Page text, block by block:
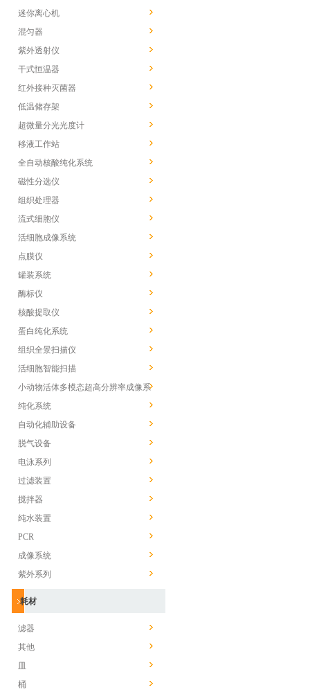
迷你离心机
混匀器
紫外透射仪
干式恒温器
红外接种灭菌器
低温储存架
超微量分光光度计
移液工作站
全自动核酸纯化系统
磁性分选仪
组织处理器
流式细胞仪
活细胞成像系统
点膜仪
罐装系统
酶标仪
核酸提取仪
蛋白纯化系统
组织全景扫描仪
活细胞智能扫描
小动物活体多模态超高分辨率成像系
统
纯化系统
自动化辅助设备
脱气设备
电泳系列
过滤装置
搅拌器
纯水装置
PCR
成像系统
紫外系列
耗材
滤器
其他
皿
桶